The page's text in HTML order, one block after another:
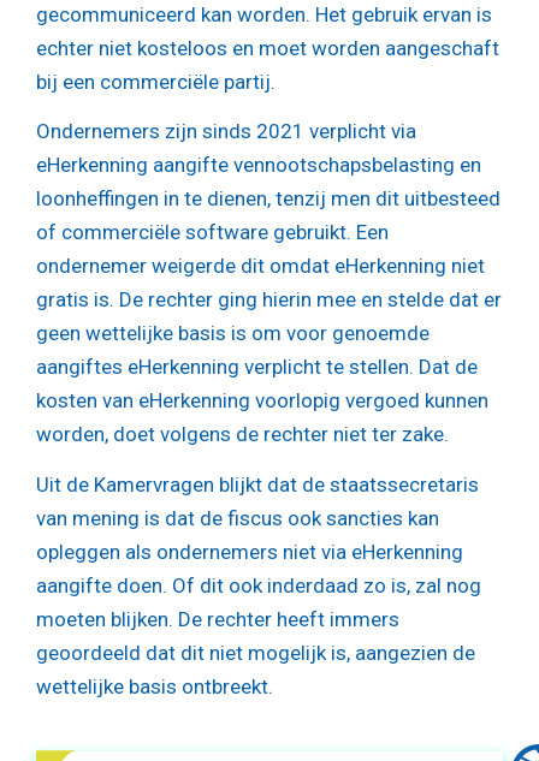
gecommuniceerd kan worden. Het gebruik ervan is
echter niet kosteloos en moet worden aangeschaft
bij een commerciële partij.
Ondernemers zijn sinds 2021 verplicht via
eHerkenning aangifte vennootschapsbelasting en
loonheffingen in te dienen, tenzij men dit uitbesteed
of commerciële software gebruikt. Een
ondernemer weigerde dit omdat eHerkenning niet
gratis is. De rechter ging hierin mee en stelde dat er
geen wettelijke basis is om voor genoemde
aangiftes eHerkenning verplicht te stellen. Dat de
kosten van eHerkenning voorlopig vergoed kunnen
worden, doet volgens de rechter niet ter zake.
Uit de Kamervragen blijkt dat de staatssecretaris
van mening is dat de fiscus ook sancties kan
opleggen als ondernemers niet via eHerkenning
aangifte doen. Of dit ook inderdaad zo is, zal nog
moeten blijken. De rechter heeft immers
geoordeeld dat dit niet mogelijk is, aangezien de
wettelijke basis ontbreekt.